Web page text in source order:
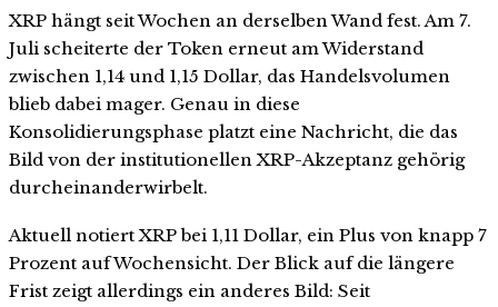
XRP hängt seit Wochen an derselben Wand fest. Am 7.
Juli scheiterte der Token erneut am Widerstand
zwischen 1,14 und 1,15 Dollar, das Handelsvolumen
blieb dabei mager. Genau in diese
Konsolidierungsphase platzt eine Nachricht, die das
Bild von der institutionellen XRP-Akzeptanz gehörig
durcheinanderwirbelt.
Aktuell notiert XRP bei 1,11 Dollar, ein Plus von knapp 7
Prozent auf Wochensicht. Der Blick auf die längere
Frist zeigt allerdings ein anderes Bild: Seit